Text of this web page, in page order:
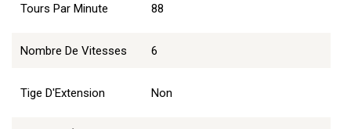
Tours Par Minute 88
Nombre De Vitesses 6
Tige D'Extension Non